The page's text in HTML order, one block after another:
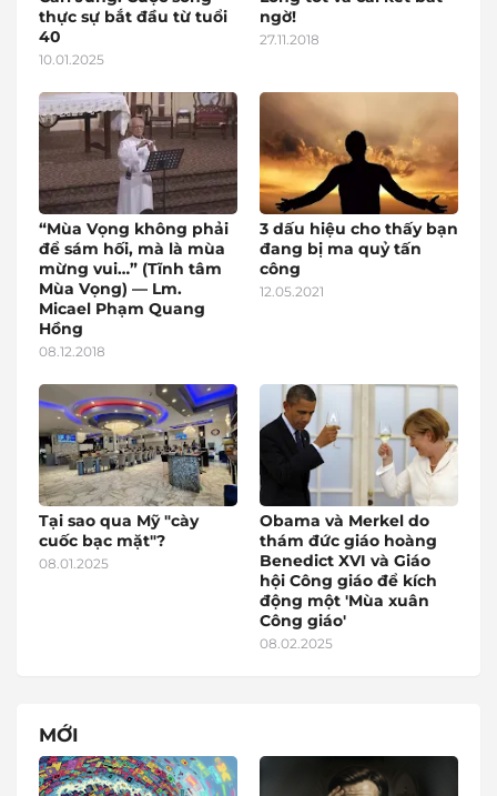
thực sự bắt đầu từ tuổi
40
10.01.2025
ngờ!
27.11.2018
“Mùa Vọng không phải
để sám hối, mà là mùa
mừng vui…” (Tĩnh tâm
Mùa Vọng) — Lm.
Micael Phạm Quang
Hồng
08.12.2018
3 dấu hiệu cho thấy bạn
đang bị ma quỷ tấn
công
12.05.2021
Tại sao qua Mỹ "cày
cuốc bạc mặt"?
08.01.2025
Obama và Merkel do
thám đức giáo hoàng
Benedict XVI và Giáo
hội Công giáo để kích
động một 'Mùa xuân
Công giáo'
08.02.2025
MỚI